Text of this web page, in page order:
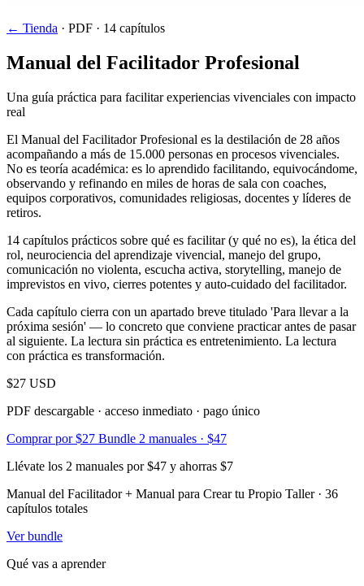
← Tienda · PDF · 14 capítulos
Manual del Facilitador Profesional
Una guía práctica para facilitar experiencias vivenciales con impacto
real
El Manual del Facilitador Profesional es la destilación de 28 años
acompañando a más de 15.000 personas en procesos vivenciales.
No es teoría académica: es lo aprendido facilitando, equivocándome,
observando y refinando en miles de horas de sala con coaches,
equipos corporativos, comunidades religiosas, docentes y líderes de
retiros.
14 capítulos prácticos sobre qué es facilitar (y qué no es), la ética del
rol, neurociencia del aprendizaje vivencial, manejo del grupo,
comunicación no violenta, escucha activa, storytelling, manejo de
imprevistos en vivo, cierres potentes y auto-cuidado del facilitador.
Cada capítulo cierra con un apartado breve titulado 'Para llevar a la
próxima sesión' — lo concreto que conviene practicar antes de pasar
al siguiente. La lectura sin práctica es entretenimiento. La lectura
con práctica es transformación.
$27 USD
PDF descargable · acceso inmediato · pago único
Comprar por $27 Bundle 2 manuales · $47
Llévate los 2 manuales por $47 y ahorras $7
Manual del Facilitador + Manual para Crear tu Propio Taller · 36
capítulos totales
Ver bundle
Qué vas a aprender